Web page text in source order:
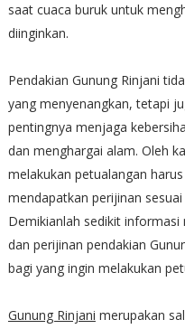
saat cuaca buruk untuk
diinginkan.
Pendakian Gunung Rinjani
yang menyenangkan, tetapi
pentingnya menjaga
dan menghargai alam. Oleh
melakukan petualangan
mendapatkan perijinan
Demikianlah sedikit
dan perijinan pendakian
bagi yang ingin melakukan
Gunung Rinjani merupakan